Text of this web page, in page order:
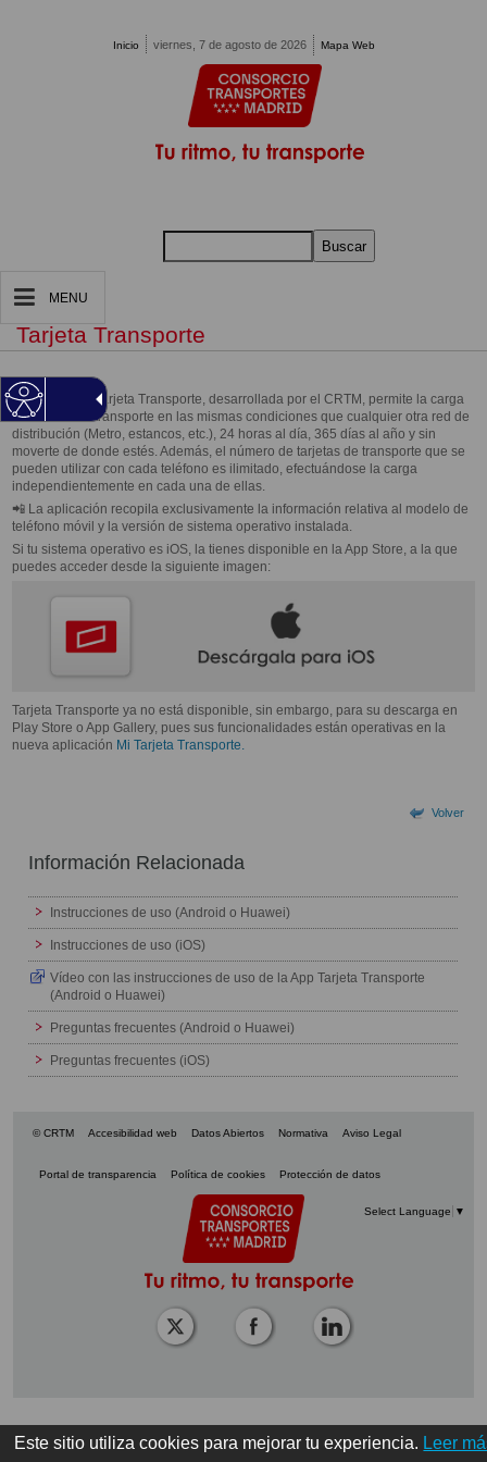
Este sitio utiliza cookies para mejorar tu experiencia. Leer
Inicio viernes, 7 de agosto de 2026 Mapa Web
Buscar
MENU
Tarjeta Transporte
La aplicación Tarjeta Transporte, desarrollada por el CRTM, permite la carga
de billetes de transporte en las mismas condiciones que cualquier otra red de
distribución (Metro, estancos, etc.), 24 horas al día, 365 días al año y sin
moverte de donde estés. Además, el número de tarjetas de transporte que se
pueden utilizar con cada teléfono es ilimitado, efectuándose la carga
independientemente en cada una de ellas.
📲 La aplicación recopila exclusivamente la información relativa al modelo de
teléfono móvil y la versión de sistema operativo instalada.
Si tu sistema operativo es iOS, la tienes disponible en la App Store, a la que
puedes acceder desde la siguiente imagen:
Tarjeta Transporte ya no está disponible, sin embargo, para su descarga en
Play Store o App Gallery, pues sus funcionalidades están operativas en la
nueva aplicación Mi Tarjeta Transporte.
Volver
Información Relacionada
Instrucciones de uso (Android o Huawei)
Instrucciones de uso (iOS)
Vídeo con las instrucciones de uso de la App Tarjeta Transporte
(Android o Huawei)
Preguntas frecuentes (Android o Huawei)
Preguntas frecuentes (iOS)
© CRTM Accesibilidad web Datos Abiertos Normativa Aviso Legal
Portal de transparencia Política de cookies Protección de datos
Select Language ▼